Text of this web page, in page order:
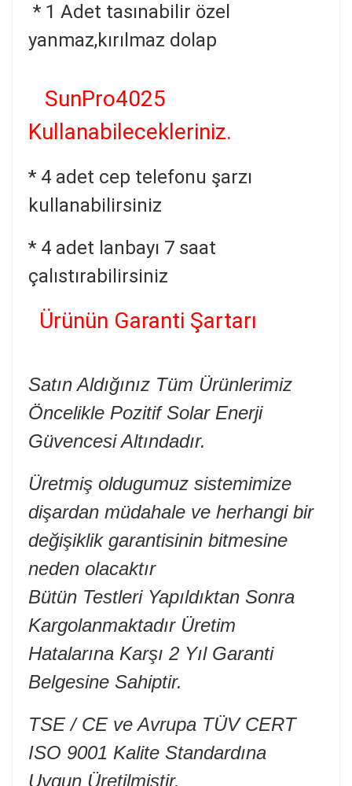
* 1 Adet tasınabilir özel
yanmaz,kırılmaz dolap
SunPro4025
Kullanabilecekleriniz.
* 4 adet cep telefonu şarzı
kullanabilirsiniz
* 4 adet lanbayı 7 saat
çalıstırabilirsiniz
Ürünün Garanti Şartarı
Satın Aldığınız Tüm Ürünlerimiz
Öncelikle Pozitif Solar Enerji
Güvencesi Altındadır.
Üretmiş oldugumuz sistemimize
dişardan müdahale ve herhangi bir
değişiklik garantisinin bitmesine
neden olacaktır
Bütün Testleri Yapıldıktan Sonra
Kargolanmaktadır Üretim
Hatalarına Karşı 2 Yıl Garanti
Belgesine Sahiptir.
TSE / CE ve Avrupa TÜV CERT
ISO 9001 Kalite Standardına
Uygun Üretilmiştir.